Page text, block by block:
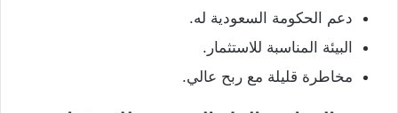
دعم الحكومة السعودية له.
البيئة المناسبة للاستثمار.
مخاطرة قليلة مع ربح عالي.